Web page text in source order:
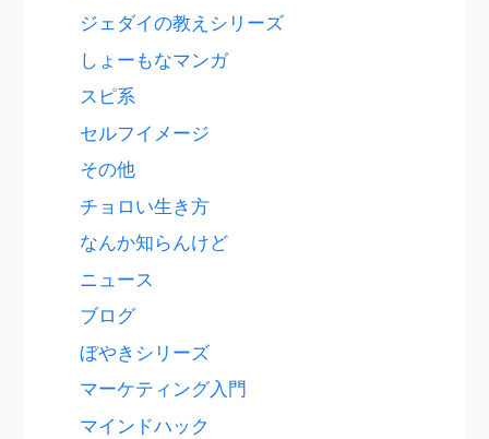
ジェダイの教えシリーズ
しょーもなマンガ
スピ系
セルフイメージ
その他
チョロい生き方
なんか知らんけど
ニュース
ブログ
ぼやきシリーズ
マーケティング入門
マインドハック